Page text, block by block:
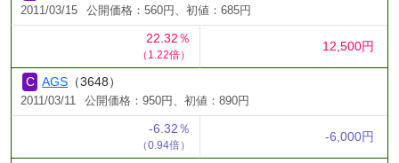
2011/03/15 公開価格：560円、初値：685円
22.32％
（1.22倍）
12,500円
AGS （3648）
2011/03/11 公開価格：950円、初値：890円
-6.32％
（0.94倍）
-6,000円